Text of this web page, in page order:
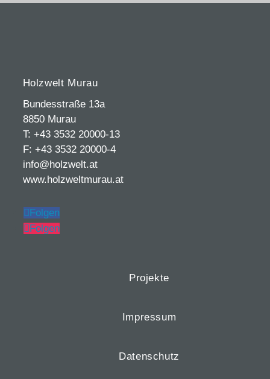
Holzwelt Murau
Bundesstraße 13a
8850 Murau
T: +43 3532 20000-13
F: +43 3532 20000-4
info@holzwelt.at
www.holzweltmurau.at
Folgen
Folgen
Projekte
Impressum
Datenschutz